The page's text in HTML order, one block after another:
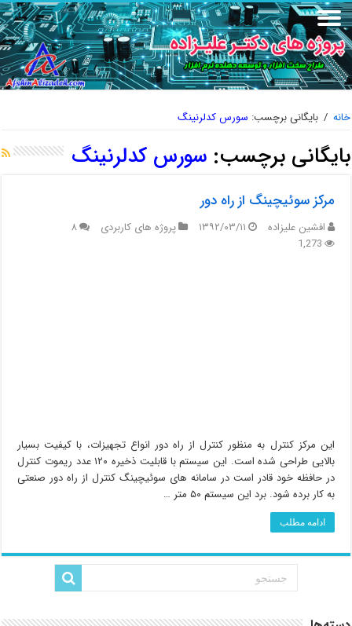
خانه / بایگانی برچسب: سورس کدلرنینگ
بایگانی برچسب:سورس کدلرنینگ
مرکز سوئیچینگ از راه دور
افشین علیزاده ۱۳۹۲/۰۳/۱۱ پروژه های کاربردی
۸
1,273
این مرکز کنترل به منظور کنترل از راه دور انواع تجهیزات، با کیفیت بسیار
بالایی طراحی شده است. این سیستم با قابلیت ذخیره ۱۲۰ عدد ریموت کنترل
در حافظه خود قادر است در سامانه های سوئیچینگ کنترل از راه دور صنعتی
به کار برده شود. برد این سیستم ۵۰ متر …
ادامه مطلب